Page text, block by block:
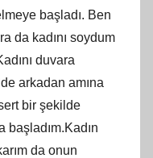
başladı. Ben
da kadını soydum
duvara
arkadan amına
bir şekilde
başladım.Kadın
da onun